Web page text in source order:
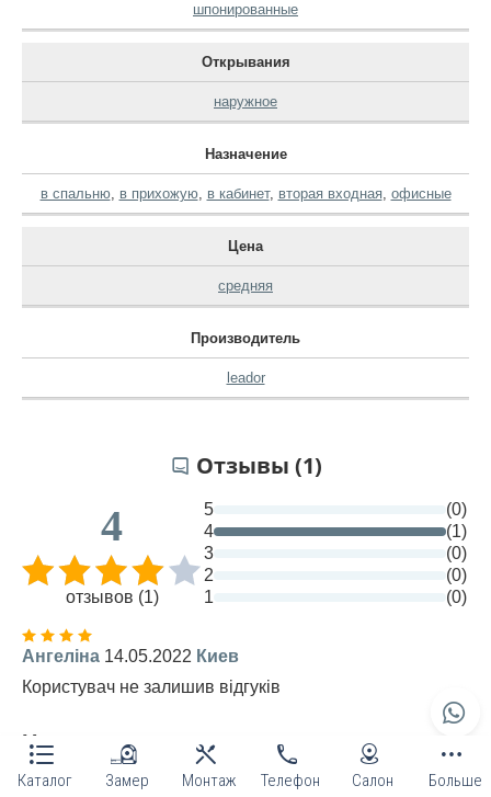
Каталог Замер Монтаж Телефон Салон Больше
шпонированные
Открывания
наружное
Назначение
в спальню, в прихожую, в кабинет, вторая входная, офисные
Цена
средняя
Производитель
leador
Отзывы (1)
4
отзывов (1)
5
(0)
4
(1)
3
(0)
2
(0)
1
(0)
Ангеліна 14.05.2022 Киев
Користувач не залишив відгуків
Написать отзыв
Оцените*